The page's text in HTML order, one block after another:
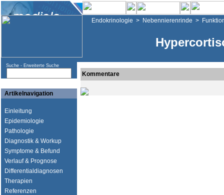
Endokrinologie > Nebennierenrinde >
Suche - Erweiterte Suche
Artikelnavigation
Einleitung
Epidemiologie
Pathologie
Diagnostik & Workup
Symptome & Befund
Verlauf & Prognose
Differentialdiagnosen
Therapien
Referenzen
Kommentare